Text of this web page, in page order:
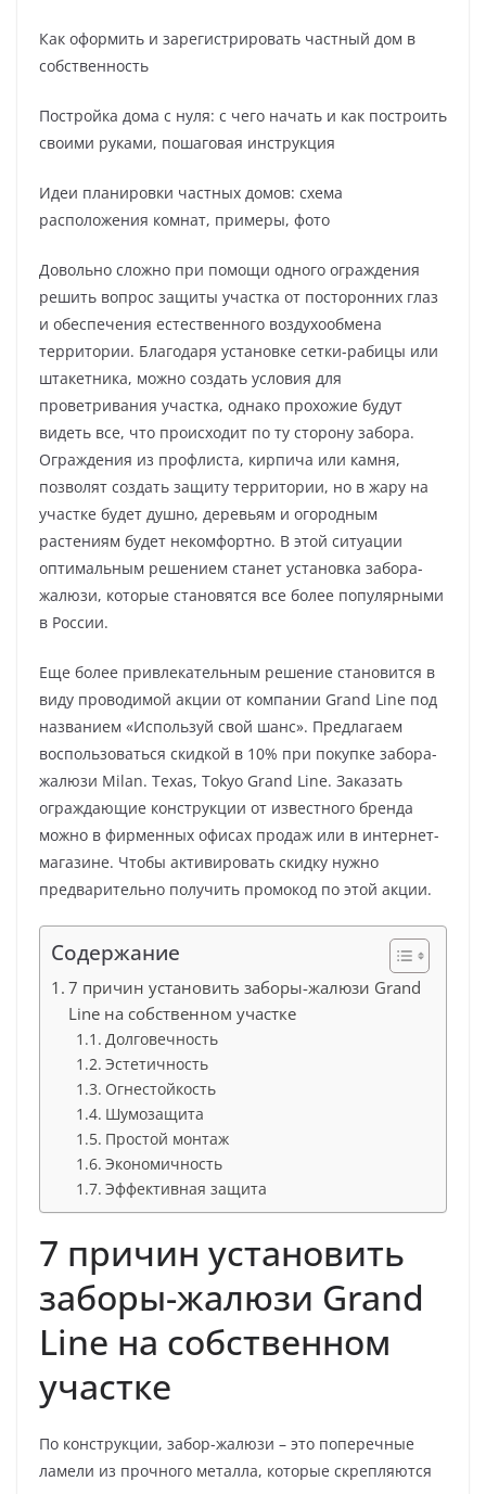
Как оформить и зарегистрировать частный дом в
собственность
Постройка дома с нуля: с чего начать и как построить
своими руками, пошаговая инструкция
Идеи планировки частных домов: схема
расположения комнат, примеры, фото
Довольно сложно при помощи одного ограждения
решить вопрос защиты участка от посторонних глаз
и обеспечения естественного воздухообмена
территории. Благодаря установке сетки-рабицы или
штакетника, можно создать условия для
проветривания участка, однако прохожие будут
видеть все, что происходит по ту сторону забора.
Ограждения из профлиста, кирпича или камня,
позволят создать защиту территории, но в жару на
участке будет душно, деревьям и огородным
растениям будет некомфортно. В этой ситуации
оптимальным решением станет установка забора-
жалюзи, которые становятся все более популярными
в России.
Еще более привлекательным решение становится в
виду проводимой акции от компании Grand Line под
названием «Используй свой шанс». Предлагаем
воспользоваться скидкой в 10% при покупке забора-
жалюзи Milan. Texas, Tokyo Grand Line. Заказать
ограждающие конструкции от известного бренда
можно в фирменных офисах продаж или в интернет-
магазине. Чтобы активировать скидку нужно
предварительно получить промокод по этой акции.
Содержание
7 причин установить заборы-жалюзи Grand
Line на собственном участке
Долговечность
Эстетичность
Огнестойкость
Шумозащита
Простой монтаж
Экономичность
Эффективная защита
7 причин установить
заборы-жалюзи Grand
Line на собственном
участке
По конструкции, забор-жалюзи – это поперечные
ламели из прочного металла, которые скрепляются